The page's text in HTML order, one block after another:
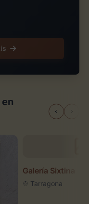
Galería Sixtina
Tarragona